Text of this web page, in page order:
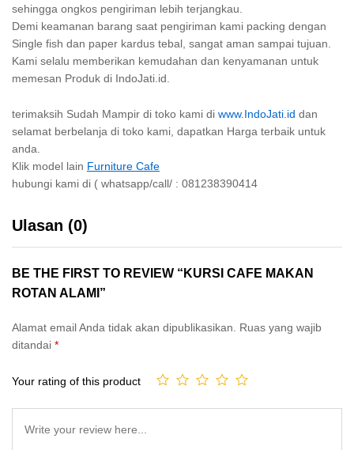
sehingga ongkos pengiriman lebih terjangkau.
Demi keamanan barang saat pengiriman kami packing dengan
Single fish dan paper kardus tebal, sangat aman sampai tujuan.
Kami selalu memberikan kemudahan dan kenyamanan untuk
memesan Produk di IndoJati.id.
terimaksih Sudah Mampir di toko kami di www.IndoJati.id dan
selamat berbelanja di toko kami, dapatkan Harga terbaik untuk
anda.
Klik model lain Furniture Cafe
hubungi kami di ( whatsapp/call/ : 081238390414
Ulasan (0)
BE THE FIRST TO REVIEW “KURSI CAFE MAKAN
ROTAN ALAMI”
Alamat email Anda tidak akan dipublikasikan. Ruas yang wajib
ditandai *
Your rating of this product